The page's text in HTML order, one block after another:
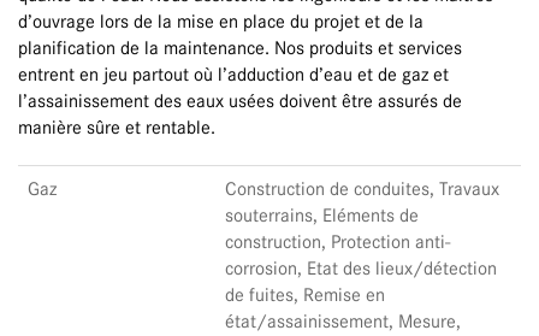
d’ouvrage lors de la mise en place du projet et de la
planification de la maintenance. Nos produits et services
entrent en jeu partout où l’adduction d’eau et de gaz et
l’assainissement des eaux usées doivent être assurés de
manière sûre et rentable.
Gaz
Construction de conduites, Travaux
souterrains, Eléments de
construction, Protection anti-
corrosion, Etat des lieux/détection
de fuites, Remise en
état/assainissement, Mesure,